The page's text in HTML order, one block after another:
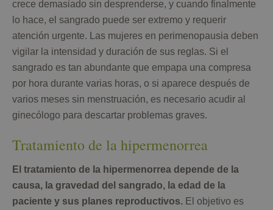
crece demasiado sin desprenderse, y cuando finalmente
lo hace, el sangrado puede ser extremo y requerir
atención urgente. Las mujeres en perimenopausia deben
vigilar la intensidad y duración de sus reglas. Si el
sangrado es tan abundante que empapa una compresa
por hora durante varias horas, o si aparece después de
varios meses sin menstruación, es necesario acudir al
ginecólogo para descartar problemas graves.
Tratamiento de la hipermenorrea
El tratamiento de la hipermenorrea depende de la
causa, la gravedad del sangrado, la edad de la
paciente y sus planes reproductivos. El objetivo es